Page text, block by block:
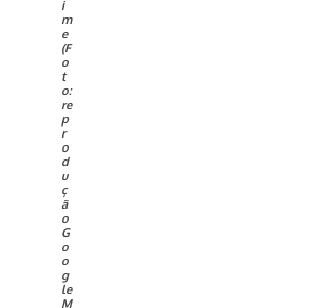
i
m
e
(F
o
t
o:
re
p
r
o
d
u
ç
ã
o
G
o
o
g
le
M